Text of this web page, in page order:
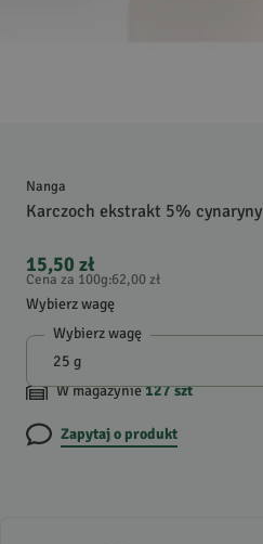
Nanga
Karczoch ekstrakt 5% cynaryny
15,50 zł
Cena za 100g:62,00 zł
Wybierz wagę
Wybierz wagę
W magazynie127szt
Zapytaj o produkt